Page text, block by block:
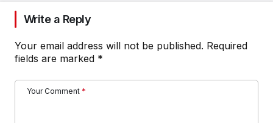
Write a Reply
Your email address will not be published. Required
fields are marked *
Your Comment *